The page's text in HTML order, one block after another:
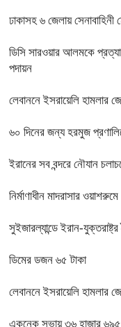
ঢাকাসহ ৬ জেলায়
ডিসি সারওয়ার আলমকে
পদায়ন
লেবাননে ইসরায়েলি হামলার
৬০ দিনের জন্য হরমুজ
ইরানের সব বন্দরে নৌযান
নির্মাণাধীন মাদরাসার
সুইজারল্যান্ডে ইরান-
ডিমের ডজন ৬৫ টাকা
লেবাননে ইসরায়েলি হামলার
একনেক সভায় ৩৬ হাজার